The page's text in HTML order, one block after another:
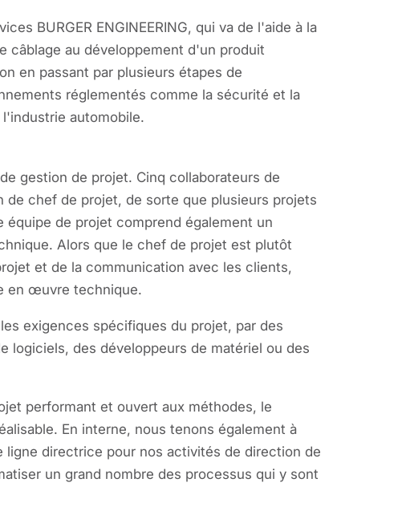
BURGER ENGINEERING, qui va de l'aide à la
câblage au développement d'un produit
en passant par plusieurs étapes de
réglementés comme la sécurité et la
automobile.
gestion de projet. Cinq collaborateurs de
de chef de projet, de sorte que plusieurs projets
équipe de projet comprend également un
Alors que le chef de projet est plutôt
et de la communication avec les clients,
en œuvre technique.
exigences spécifiques du projet, par des
logiciels, des développeurs de matériel ou des
performant et ouvert aux méthodes, le
En interne, nous tenons également à
directrice pour nos activités de direction de
un grand nombre des processus qui y sont